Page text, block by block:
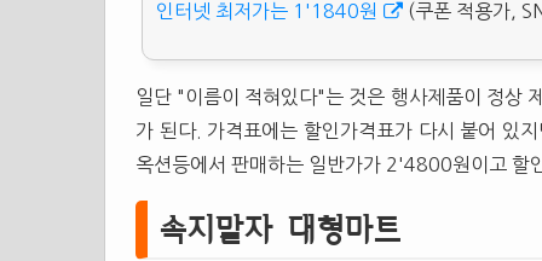
인터넷 최저가는 1'1840원 (쿠폰 적용가,
일단 "이름이 적혀있다"는 것은 행사제품이 정상
가 된다. 가격표에는 할인가격표가 다시 붙어 있
옥션등에서 판매하는 일반가가 2'4800원이고
속지말자 대형마트